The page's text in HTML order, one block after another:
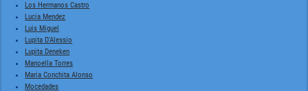
Los Hermanos Castro
Lucia Mendez
Luis Miguel
Lupita D'Alessio
Lupita Deneken
Manoella Torres
Maria Conchita Alonso
Mocedades